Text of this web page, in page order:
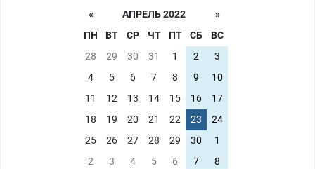
« АПРЕЛЬ 2022
»
ПН
ВТ СР ЧТ ПТ СБ
ВС
28
29 30 31 1 2
3
4
5 6 7 8 9
10
11
12 13 14 15 16
17
18
19 20 21 22 23
24
25
26 27 28 29 30
1
2
3 4 5 6 7 8